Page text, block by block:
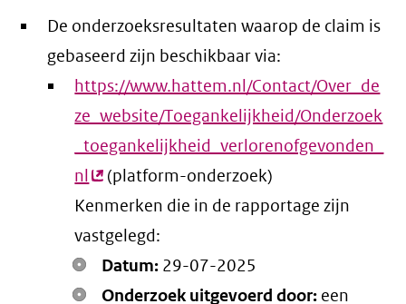
De onderzoeksresultaten waarop de claim is
gebaseerd zijn beschikbaar via:
https://www.hattem.nl/Contact/Over_de
ze_website/Toegankelijkheid/Onderzoek
_toegankelijkheid_verlorenofgevonden_
nl(externe
link)
(platform-onderzoek)
Kenmerken die in de rapportage zijn
vastgelegd:
Datum: 29-07-2025
Onderzoek uitgevoerd door: een